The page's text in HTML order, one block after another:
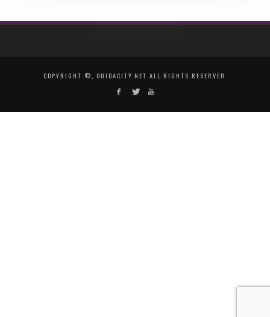
COPYRIGHT ©, OUJDACITY.NET ALL RIGHTS RESERVED.